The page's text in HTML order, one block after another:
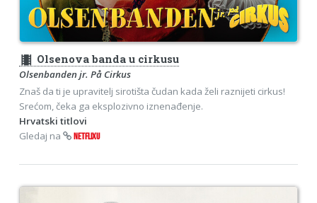
theaters Olsenova banda u cirkusu
Olsenbanden jr. På Cirkus
Znaš da ti je upravitelj sirotišta čudan kada želi raznijeti cirkus!
Srećom, čeka ga eksplozivno iznenađenje.
Hrvatski titlovi
Gledaj na
NETFLIXU